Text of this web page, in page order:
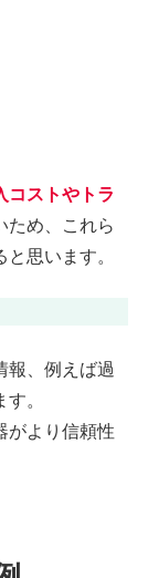
コストやトラ
ため、これら
思います。
報、例えば過
。
がより信頼性